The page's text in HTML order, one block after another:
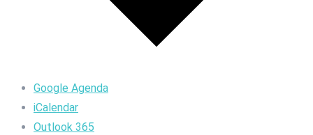
Google Agenda
iCalendar
Outlook 365